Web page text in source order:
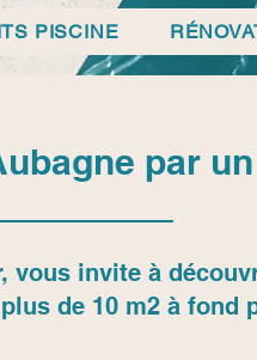
PISCINE
par
vous invite à
de 10 m2 à